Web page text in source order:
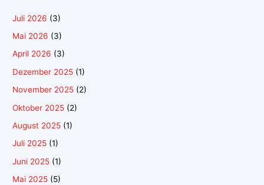
Juli 2026 (3)
Mai 2026 (3)
April 2026 (3)
Dezember 2025 (1)
November 2025 (2)
Oktober 2025 (2)
August 2025 (1)
Juli 2025 (1)
Juni 2025 (1)
Mai 2025 (5)